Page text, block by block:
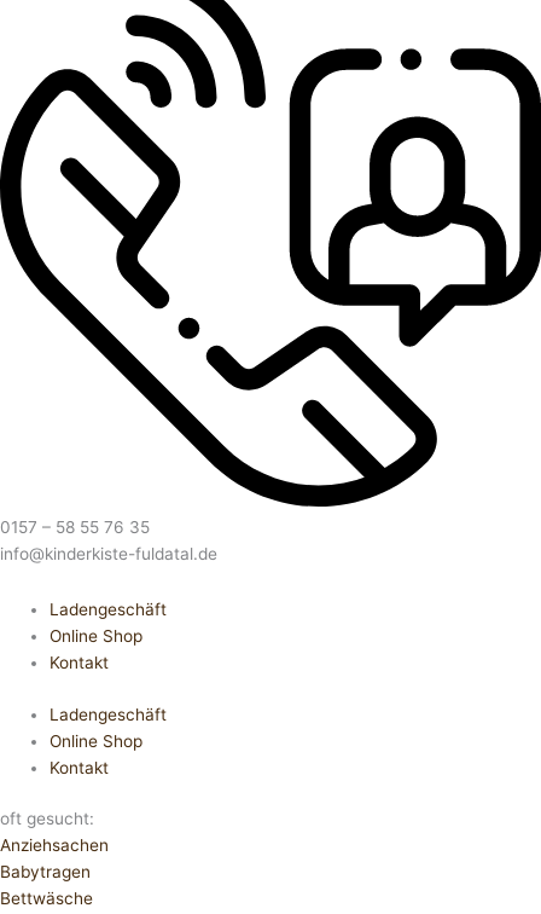
0157 – 58 55 76 35
info@kinderkiste-fuldatal.de
Ladengeschäft
Online Shop
Kontakt
Ladengeschäft
Online Shop
Kontakt
oft gesucht:
Anziehsachen
Babytragen
Bettwäsche